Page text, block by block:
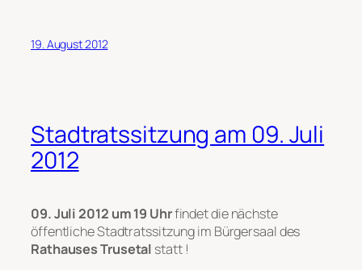
19. August 2012
Stadtratssitzung am 09. Juli
2012
09. Juli 2012 um 19 Uhrfindet die nächste
öffentliche Stadtratssitzung im Bürgersaal des
Rathauses Trusetal statt !